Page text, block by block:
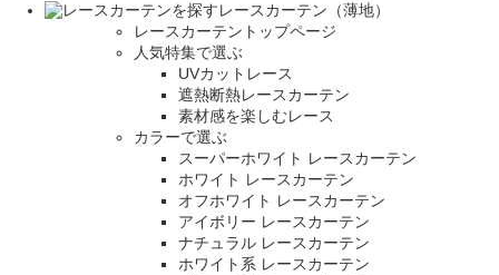
レースカーテン（薄地）
レースカーテントップページ
人気特集で選ぶ
UVカットレース
遮熱断熱レースカーテン
素材感を楽しむレース
カラーで選ぶ
スーパーホワイト レースカーテン
ホワイト レースカーテン
オフホワイト レースカーテン
アイボリー レースカーテン
ナチュラル レースカーテン
ホワイト系 レースカーテン